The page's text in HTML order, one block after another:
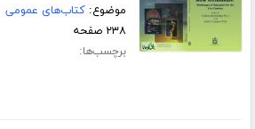
موضوع:کتاب‌های عمومی
۲۳۸ صفحه
برچسب‌ها: